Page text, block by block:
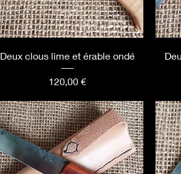
Deux clous lime et érable ondé
Prix
120,00 €